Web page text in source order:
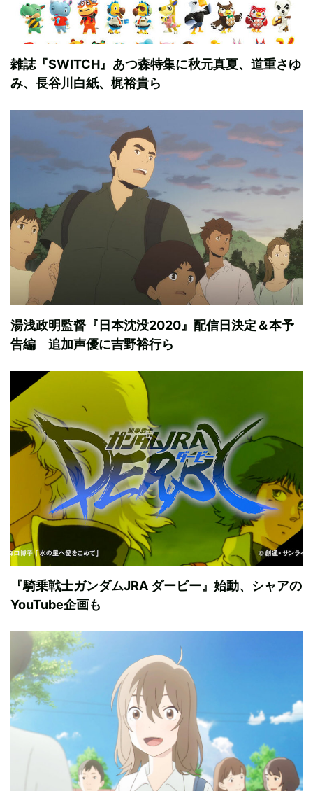
雑誌『SWITCH』あつ森特集に秋元真夏、道重さゆ
み、長谷川白紙、梶裕貴ら
湯浅政明監督『日本沈没2020』配信日決定＆本予
告編 追加声優に吉野裕行ら
『騎乗戦士ガンダムJRA ダービー』始動、シャアの
YouTube企画も